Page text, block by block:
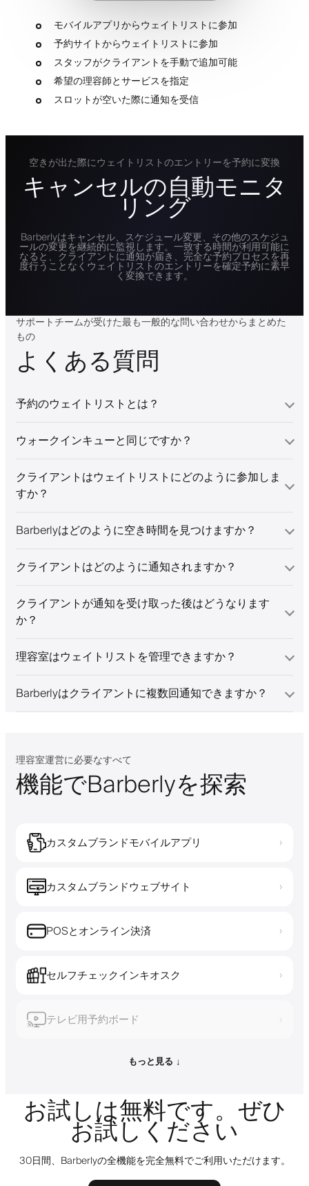
モバイルアプリからウェイトリストに参加
予約サイトからウェイトリストに参加
スタッフがクライアントを手動で追加可能
希望の理容師とサービスを指定
スロットが空いた際に通知を受信
空きが出た際にウェイトリストのエントリーを予約に変換
キャンセルの自動モニタ
リング
Barberlyはキャンセル、スケジュール変更、その他のスケジュ
ールの変更を継続的に監視します。一致する時間が利用可能に
なると、クライアントに通知が届き、完全な予約プロセスを再
度行うことなくウェイトリストのエントリーを確定予約に素早
く変換できます。
サポートチームが受けた最も一般的な問い合わせからまとめた
もの
よくある質問
予約のウェイトリストとは？
ウォークインキューと同じですか？
クライアントはウェイトリストにどのように参加しま
すか？
Barberlyはどのように空き時間を見つけますか？
クライアントはどのように通知されますか？
クライアントが通知を受け取った後はどうなります
か？
理容室はウェイトリストを管理できますか？
Barberlyはクライアントに複数回通知できますか？
理容室運営に必要なすべて
機能でBarberlyを探索
カスタムブランドモバイルアプリ ›
カスタムブランドウェブサイト ›
POSとオンライン決済 ›
セルフチェックインキオスク ›
テレビ用予約ボード ›
もっと見る ↓
お試しは無料です。ぜひ
お試しください
30日間、Barberlyの全機能を完全無料でご利用いただけます。